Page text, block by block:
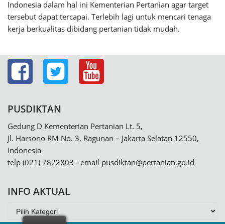
Indonesia dalam hal ini Kementerian Pertanian agar target
tersebut dapat tercapai. Terlebih lagi untuk mencari tenaga
kerja berkualitas dibidang pertanian tidak mudah.
PUSDIKTAN
Gedung D Kementerian Pertanian Lt. 5,
Jl. Harsono RM No. 3, Ragunan – Jakarta Selatan 12550,
Indonesia
telp (021) 7822803 - email pusdiktan@pertanian.go.id
INFO AKTUAL